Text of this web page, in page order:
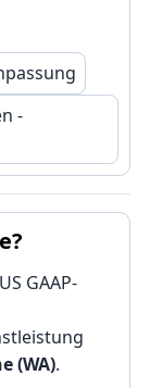
-
GAAP-
(WA).